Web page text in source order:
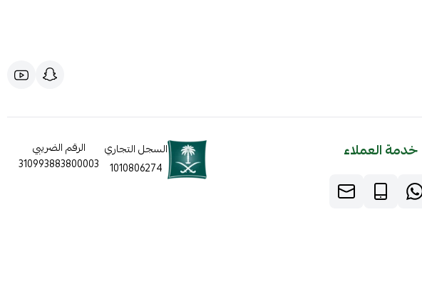
خدمة العملاء
السجل التجاري
1010806274
الرقم الضريبي
310993883800003